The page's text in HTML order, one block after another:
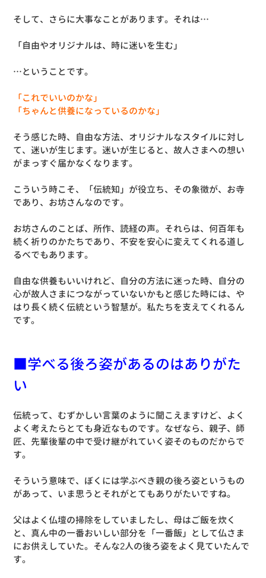
そして、さらに大事なことがあります。それは…
「自由やオリジナルは、時に迷いを生む」
…ということです。
「これでいいのかな」
「ちゃんと供養になっているのかな」
そう感じた時、自由な方法、オリジナルなスタイルに対し
て、迷いが生じます。迷いが生じると、故人さまへの想い
がまっすぐ届かなくなります。
こういう時こそ、「伝統知」が役立ち、その象徴が、お寺
であり、お坊さんなのです。
お坊さんのことば、所作、読経の声。それらは、何百年も
続く祈りのかたちであり、不安を安心に変えてくれる道し
るべでもあります。
自由な供養もいいけれど、自分の方法に迷った時、自分の
心が故人さまにつながっていないかもと感じた時には、や
はり長く続く伝統という智慧が。私たちを支えてくれるん
です。
■学べる後ろ姿があるのはありがた
い
伝統って、むずかしい言葉のように聞こえますけど、よく
よく考えたらとても身近なものです。なぜなら、親子、師
匠、先輩後輩の中で受け継がれていく姿そのものだからで
す。
そういう意味で、ぼくには学ぶべき親の後ろ姿というもの
があって、いま思うとそれがとてもありがたいですね。
父はよく仏壇の掃除をしていましたし、母はご飯を炊く
と、真ん中の一番おいしい部分を「一番飯」として仏さま
にお供えしていた。そんな2人の後ろ姿をよく見ていたんで
す。